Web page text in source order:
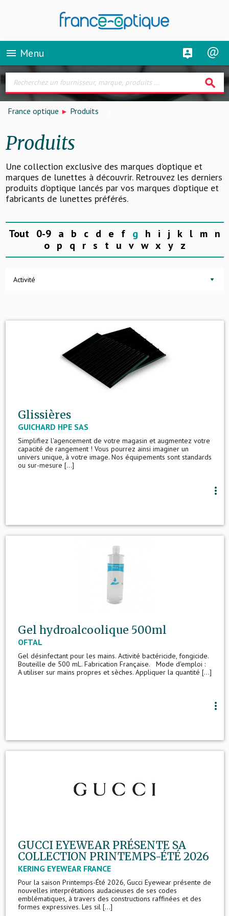
menu Menu
search
France optique Produits
Produits
Une collection exclusive des marques d’optique et
marques de lunettes à découvrir. Retrouvez les derniers
produits d’optique lancés par vos marques d’optique et
fabricants de lunettes préférés.
Tout 0-9 a b c d e f g h i j k l m n
o p q r s t u v w x y z
Activité
Glissières
GUICHARD HPE SAS
Simplifiez l'agencement de votre magasin et augmentez votre
capacité de rangement ! Vous pourrez ainsi imaginer un
univers unique, à votre image. Nos équipements sont standards
ou sur-mesure [...]
more_vert
Gel hydroalcoolique 500ml
OFTAL
Gel désinfectant pour les mains. Activité bactéricide, fongicide.
Bouteille de 500 mL. Fabrication Française. Mode d'emploi :
A utiliser sur mains propres et sèches. Appliquer la quantité [...]
more_vert
GUCCI EYEWEAR PRÉSENTE SA
COLLECTION PRINTEMPS-ÉTÉ 2026
KERING EYEWEAR FRANCE
Pour la saison Printemps-Été 2026, Gucci Eyewear présente de
nouvelles interprétations audacieuses de ses codes
emblématiques, à travers des constructions raffinées et des
formes expressives. Les sil [...]